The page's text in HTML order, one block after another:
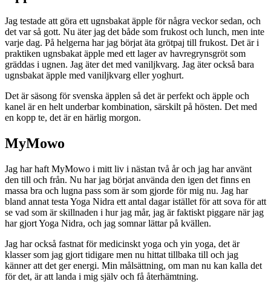
Jag testade att göra ett ugnsbakat äpple för några veckor sedan, och
det var så gott. Nu äter jag det både som frukost och lunch, men inte
varje dag. På helgerna har jag börjat äta grötpaj till frukost. Det är i
praktiken ugnsbakat äpple med ett lager av havregrynsgröt som
gräddas i ugnen. Jag äter det med vaniljkvarg. Jag äter också bara
ugnsbakat äpple med vaniljkvarg eller yoghurt.
Det är säsong för svenska äpplen så det är perfekt och äpple och
kanel är en helt underbar kombination, särskilt på hösten. Det med
en kopp te, det är en härlig morgon.
MyMowo
Jag har haft MyMowo i mitt liv i nästan två år och jag har använt
den till och från. Nu har jag börjat använda den igen det finns en
massa bra och lugna pass som är som gjorde för mig nu. Jag har
bland annat testa Yoga Nidra ett antal dagar istället för att sova för att
se vad som är skillnaden i hur jag mår, jag är faktiskt piggare när jag
har gjort Yoga Nidra, och jag somnar lättar på kvällen.
Jag har också fastnat för medicinskt yoga och yin yoga, det är
klasser som jag gjort tidigare men nu hittat tillbaka till och jag
känner att det ger energi. Min målsättning, om man nu kan kalla det
för det, är att landa i mig själv och få återhämtning.